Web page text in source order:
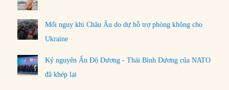
Mối nguy khi Châu Âu do dự hỗ trợ phòng không cho
Ukraine
Kỷ nguyên Ấn Độ Dương - Thái Bình Dương của NATO
đã khép lại